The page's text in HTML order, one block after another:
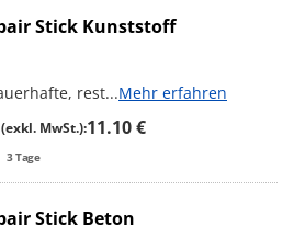
Stick Kunststoff
rest...Mehr erfahren
MwSt.):11.10 €
3Tage
Stick Beton